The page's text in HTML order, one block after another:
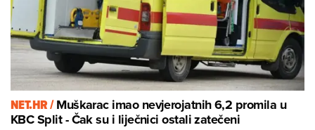
NET.HR /Muškarac imao nevjerojatnih 6,2 promila u
KBC Split - Čak su i liječnici ostali zatečeni